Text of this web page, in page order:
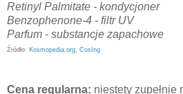
Retinyl Palmitate - kondycjoner
Benzophenone-4 - filtr UV
Parfum - substancje zapachowe
Źródło: Kosmopedia.org, CosIng
Cena regularna: niestety zupełnie